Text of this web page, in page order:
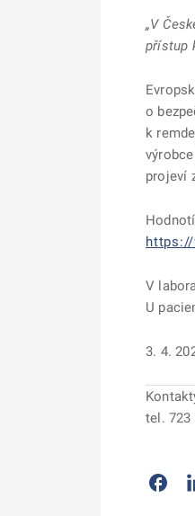
„V
přístup
o
k
projeví
https://
V
U
3. 4.
tel. 723